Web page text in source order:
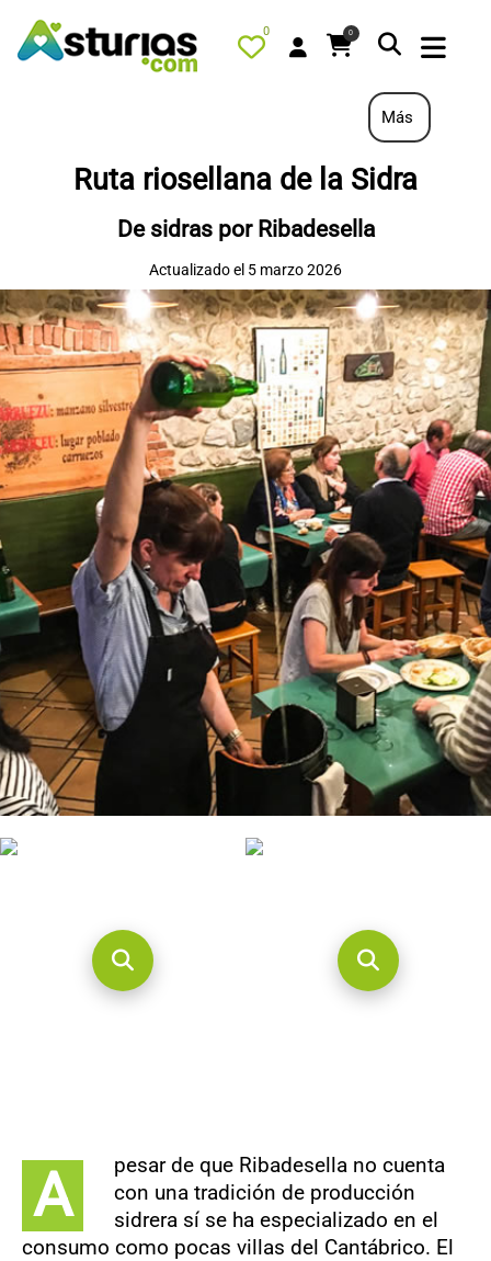
0 0
QUÉ HACER
ALOJAMIENTOS
RESTAURANTES
TURISMO ACTIVO
TIENDA
AGENDA
OFERTAS
CONTACTO
Más
Ruta riosellana de la Sidra
De sidras por Ribadesella
Actualizado el 5 marzo 2026
A
pesar de que Ribadesella no cuenta
con una tradición de producción
sidrera sí se ha especializado en el
consumo como pocas villas del Cantábrico. El